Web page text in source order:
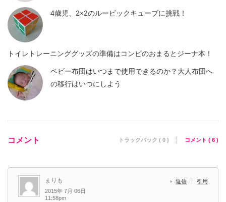
4歳児、2×2のルービックキューブに挑戦！
トイレトレーニンググッズの準備はコンビのおまるとジーナ本！
ベビー布団はいつまで使用できるのか？大人布団へ
の移行はいつにしよう
コメント トラックバック ( 0 ) コメント ( 6 )
まりも
2015年 7月 06日
11:58pm
返信 引用